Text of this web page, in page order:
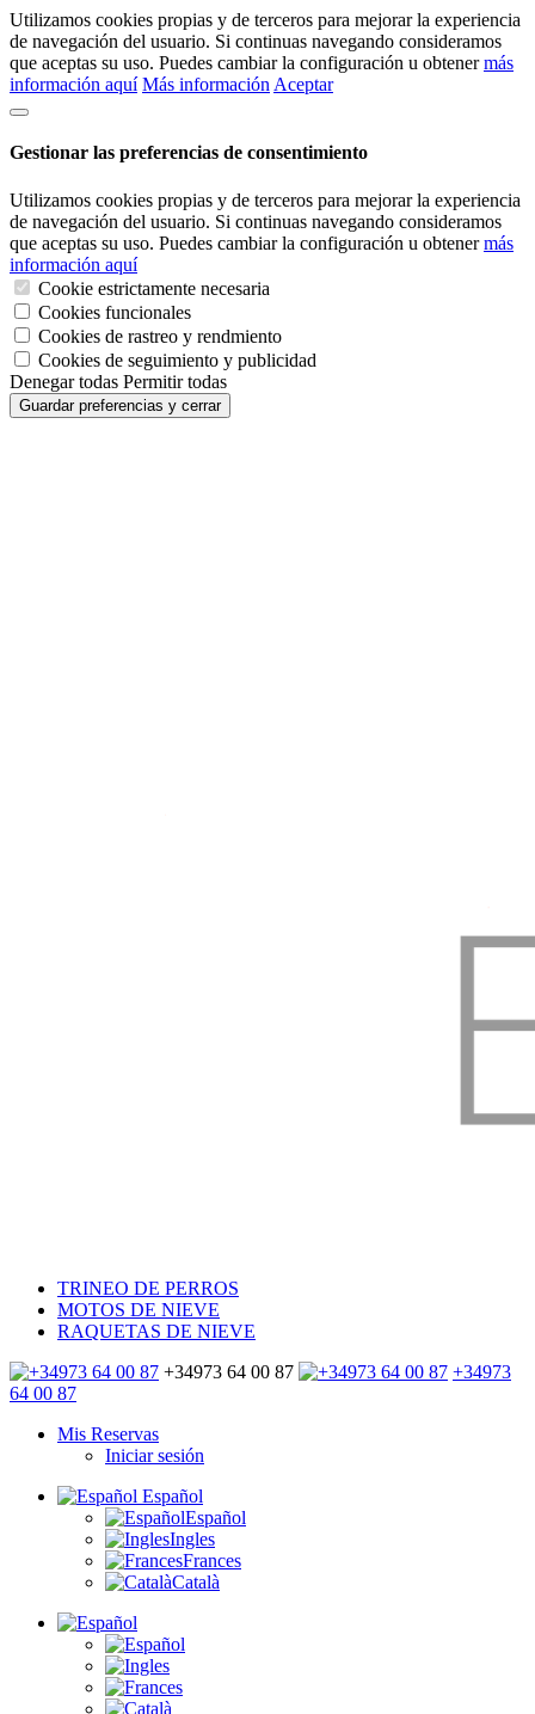
Utilizamos cookies propias y de terceros para mejorar la experiencia
de navegación del usuario. Si continuas navegando consideramos
que aceptas su uso. Puedes cambiar la configuración u obtenermás
información aquí Más información Aceptar
Gestionar las preferencias de consentimiento
Utilizamos cookies propias y de terceros para mejorar la experiencia
de navegación del usuario. Si continuas navegando consideramos
que aceptas su uso. Puedes cambiar la configuración u obtenermás
información aquí
Cookie estrictamente necesaria
Cookies funcionales
Cookies de rastreo y rendmiento
Cookies de seguimiento y publicidad
Denegar todas Permitir todas
Guardar preferencias y cerrar
TRINEO DE PERROS
MOTOS DE NIEVE
RAQUETAS DE NIEVE
+34973 64 00 87
+34973
64 00 87
Mis Reservas
Iniciar sesión
Español
Español
Ingles
Frances
Català